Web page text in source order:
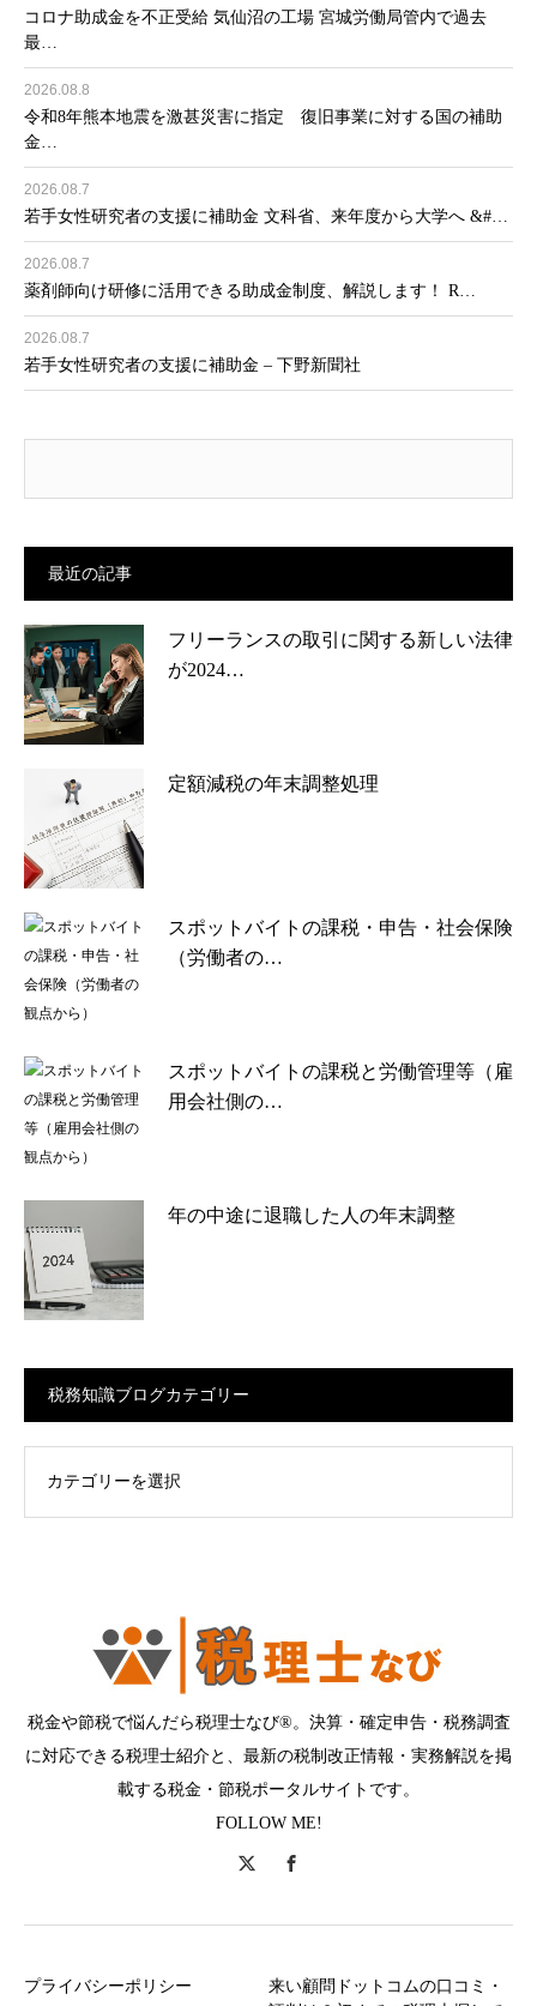
コロナ助成金を不正受給 気仙沼の工場 宮城労働局管内で過去
最…
2026.08.8
令和8年熊本地震を激甚災害に指定 復旧事業に対する国の補助
金…
2026.08.7
若手女性研究者の支援に補助金 文科省、来年度から大学へ &#…
2026.08.7
薬剤師向け研修に活用できる助成金制度、解説します！ R…
2026.08.7
若手女性研究者の支援に補助金 – 下野新聞社
最近の記事
フリーランスの取引に関する新しい法律
が2024…
定額減税の年末調整処理
スポットバイトの課税・申告・社会保険
（労働者の…
スポットバイトの課税と労働管理等（雇
用会社側の…
年の中途に退職した人の年末調整
税務知識ブログカテゴリー
税金や節税で悩んだら税理士なび®。決算・確定申告・税務調査
に対応できる税理士紹介と、最新の税制改正情報・実務解説を掲
載する税金・節税ポータルサイトです。
FOLLOW ME!
プライバシーポリシー
来い顧問ドットコムの口コミ・